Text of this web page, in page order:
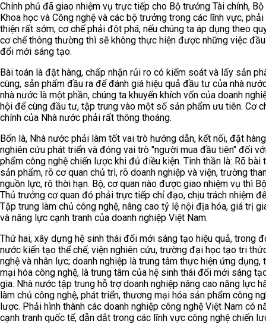
Chính phủ đã giao nhiệm vụ trực tiếp cho Bộ trưởng Tài chính,
Khoa học và Công nghệ và các bộ trưởng trong các lĩnh vực, phải
thiện rất sớm; cơ chế phải đột phá, nếu chúng ta áp dụng theo
cơ chế thông thường thì sẽ không thực hiện được những việc
đổi mới sáng tạo.
Bài toán là đặt hàng, chấp nhận rủi ro có kiểm soát và lấy sản
cùng, sản phẩm đầu ra để đánh giá hiệu quả đầu tư của nhà
nhà nước là một phần, chúng ta khuyến khích vốn của doanh
hội để cùng đầu tư, tập trung vào một số sản phẩm ưu tiên. Cơ
chính của Nhà nước phải rất thông thoáng.
Bốn là, Nhà nước phải làm tốt vai trò hướng dẫn, kết nối, đặt
nghiên cứu phát triển và đóng vai trò "người mua đầu tiên" đối
phẩm công nghệ chiến lược khi đủ điều kiện. Tinh thần là: Rõ bài
sản phẩm, rõ cơ quan chủ trì, rõ doanh nghiệp và viện, trường
nguồn lực, rõ thời hạn. Bộ, cơ quan nào được giao nhiệm vụ thì
Thủ trưởng cơ quan đó phải trực tiếp chỉ đạo, chịu trách nhiệm
Tập trung làm chủ công nghệ, nâng cao tỷ lệ nội địa hóa, giá trị
và năng lực cạnh tranh của doanh nghiệp Việt Nam.
Thứ hai, xây dựng hệ sinh thái đổi mới sáng tạo hiệu quả, trong
nước kiến tạo thể chế; viện nghiên cứu, trường đại học tạo tri
nghệ và nhân lực; doanh nghiệp là trung tâm thực hiện ứng dụng,
mại hóa công nghệ, là trung tâm của hệ sinh thái đổi mới sáng
gia. Nhà nước tập trung hỗ trợ doanh nghiệp nâng cao năng lực
làm chủ công nghệ, phát triển, thương mại hóa sản phẩm công
lược. Phải hình thành các doanh nghiệp công nghệ Việt Nam có
cạnh tranh quốc tế, dẫn dắt trong các lĩnh vực công nghệ chiến